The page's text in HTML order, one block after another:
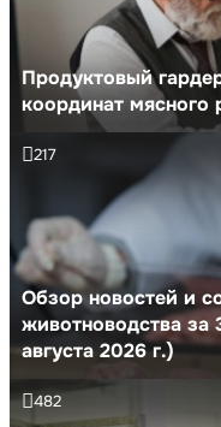
Продуктовый
координат мясного
Обзор новостей и
животноводства
августа 2026 г.)
217
482